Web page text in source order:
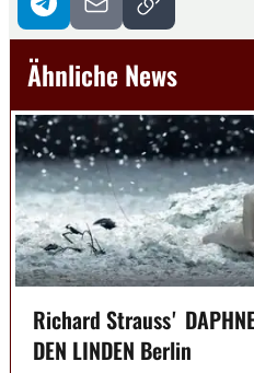
Ähnliche News
Richard Straussʼ
DEN LINDEN Berlin